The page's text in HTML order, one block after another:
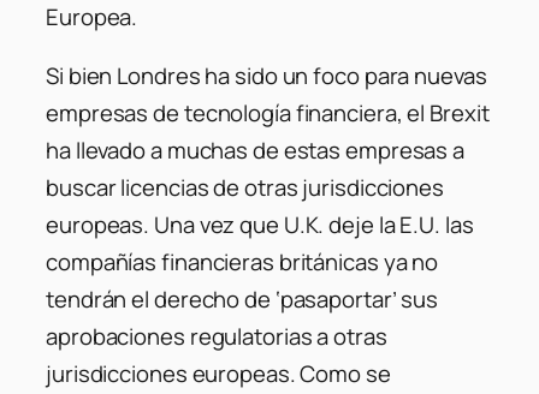
Europea.
Si bien Londres ha sido un foco para nuevas
empresas de tecnología financiera, el Brexit
ha llevado a muchas de estas empresas a
buscar licencias de otras jurisdicciones
europeas. Una vez que U.K. deje la E.U. las
compañías financieras británicas ya no
tendrán el derecho de ‘pasaportar’ sus
aprobaciones regulatorias a otras
jurisdicciones europeas. Como se